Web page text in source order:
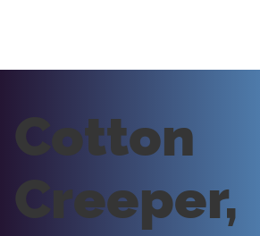
Cotton
Creeper,